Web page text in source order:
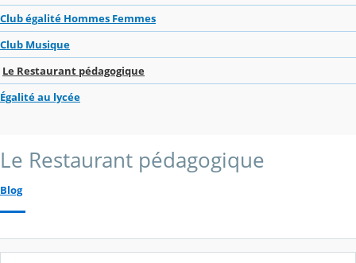
Club égalité Hommes Femmes
Club Musique
Le Restaurant pédagogique
Égalité au lycée
Le Restaurant pédagogique
Blog